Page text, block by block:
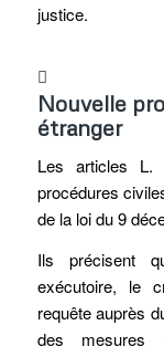
justice.
Nouvelle
étranger
Les articles
procédures
de la loi du 9
Ils précisent
exécutoire, le
requête auprès
des mesures